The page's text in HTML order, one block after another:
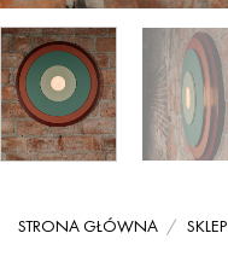
STRONA GŁÓWNA / SKLEP